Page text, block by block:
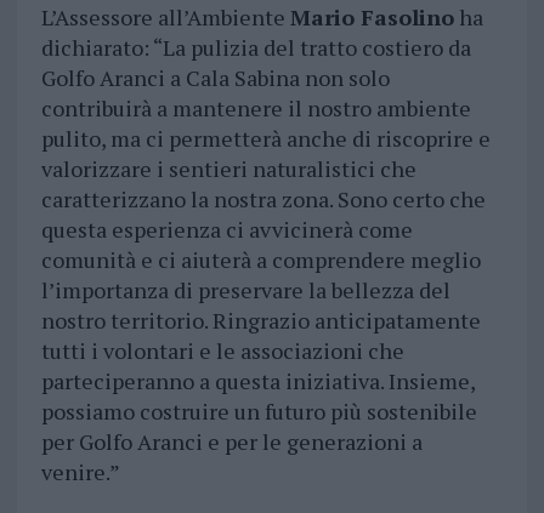
L’Assessore all’Ambiente Mario Fasolinoha
dichiarato: “La pulizia del tratto costiero da
Golfo Aranci a Cala Sabina non solo
contribuirà a mantenere il nostro ambiente
pulito, ma ci permetterà anche di riscoprire e
valorizzare i sentieri naturalistici che
caratterizzano la nostra zona. Sono certo che
questa esperienza ci avvicinerà come
comunità e ci aiuterà a comprendere meglio
l’importanza di preservare la bellezza del
nostro territorio. Ringrazio anticipatamente
tutti i volontari e le associazioni che
parteciperanno a questa iniziativa. Insieme,
possiamo costruire un futuro più sostenibile
per Golfo Aranci e per le generazioni a
venire.”